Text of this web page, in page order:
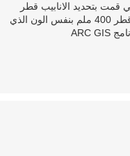
بذلك علماً انني قمت بتحديد الانابيب قطر
200ملم وذهبت الى (label features) لاختار الون فتغير كذللك لون الانابيب قطر 400 ملم بنفس الون الذي